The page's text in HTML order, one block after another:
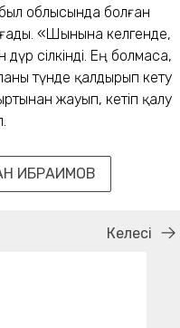
облысында болған
«Шынына келгенде,
дүр сілкінді. Ең болмаса,
түнде қалдырып кету
жауып, кетіп қалу
ИБРАИМОВ
Келесі